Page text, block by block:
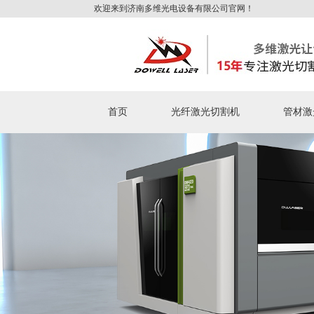
欢迎来到济南多维光电设备有限公司官网！
首页 光纤激光切割机 管材